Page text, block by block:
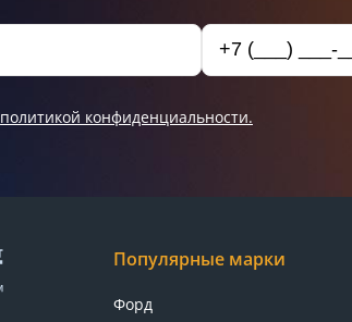
политикой конфиденциальности.
Популярные марки
Форд